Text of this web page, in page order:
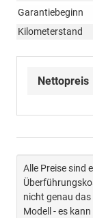
Garantiebeginn
Kilometerstand
Nettopreis
Alle Preise sind
nicht genau
Modell - es